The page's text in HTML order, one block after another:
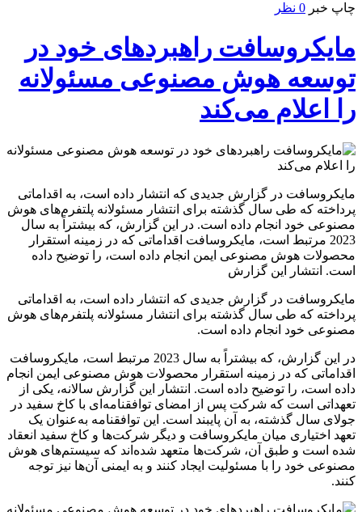
چاپ خبر 0 نظر
مایکروسافت راهبردهای خود در
توسعه هوش مصنوعی مسئولانه
را اعلام می‌کند
مایکروسافت در گزارش جدیدی که انتشار داده است، به اقداماتی
پرداخته که طی سال گذشته برای انتشار مسئولانه پلتفرم‌های هوش
مصنوعی خود انجام داده است. در این گزارش، که بیشتراً به سال
2023 مرتبط است، مایکروسافت اقداماتی که در زمینه استقرار
محصولات هوش مصنوعی ایمن انجام داده است، را توضیح داده
است. انتشار این گزارش
مایکروسافت در گزارش جدیدی که انتشار داده است، به اقداماتی
پرداخته که طی سال گذشته برای انتشار مسئولانه پلتفرم‌های هوش
مصنوعی خود انجام داده است.
در این گزارش، که بیشتراً به سال 2023 مرتبط است، مایکروسافت
اقداماتی که در زمینه استقرار محصولات هوش مصنوعی ایمن انجام
داده است، را توضیح داده است. انتشار این گزارش سالانه، یکی از
تعهداتی است که شرکت پس از امضای توافقنامه‌ای با کاخ سفید در
جولای سال گذشته، به آن پایبند است. این توافقنامه به‌عنوان یک
تعهد اختیاری میان مایکروسافت و دیگر شرکت‌ها و کاخ سفید انعقاد
شده است و طبق آن، شرکت‌ها متعهد شده‌اند که سیستم‌های هوش
مصنوعی خود را با مسئولیت ایجاد کنند و به ایمنی آن‌ها نیز توجه
کنند.